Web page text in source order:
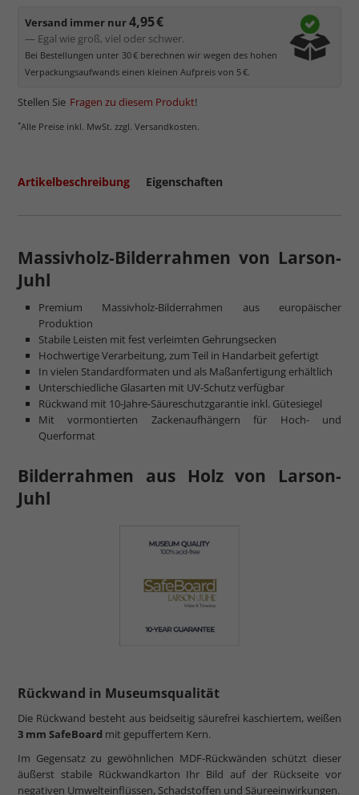
Versand immer nur4,95 €
— Egal wie groß, viel oder schwer.
Bei Bestellungen unter 30 € berechnen wir wegen des hohen
Verpackungsaufwands einen kleinen Aufpreis von 5 €.
Stellen Sie Fragen zu diesem Produkt!
*Alle Preise inkl. MwSt. zzgl. Versandkosten.
Artikelbeschreibung Eigenschaften
Massivholz-Bilderrahmen von Larson-
Juhl
Premium Massivholz-Bilderrahmen aus europäischer
Produktion
Stabile Leisten mit fest verleimten Gehrungsecken
Hochwertige Verarbeitung, zum Teil in Handarbeit gefertigt
In vielen Standardformaten und als Maßanfertigung erhältlich
Unterschiedliche Glasarten mit UV-Schutz verfügbar
Rückwand mit 10-Jahre-Säureschutzgarantie inkl. Gütesiegel
Mit vormontierten Zackenaufhängern für Hoch- und
Querformat
Bilderrahmen aus Holz von Larson-
Juhl
Rückwand in Museumsqualität
Die Rückwand besteht aus beidseitig säurefrei kaschiertem, weißen
3 mm SafeBoard mit gepuffertem Kern.
Im Gegensatz zu gewöhnlichen MDF-Rückwänden schützt dieser
äußerst stabile Rückwandkarton Ihr Bild auf der Rückseite vor
negativen Umwelteinflüssen, Schadstoffen und Säureeinwirkungen.